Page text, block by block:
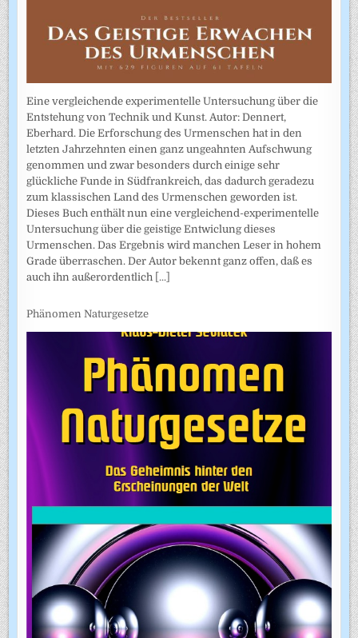
Eine vergleichende experimentelle Untersuchung über die
Entstehung von Technik und Kunst. Autor: Dennert,
Eberhard. Die Erforschung des Urmenschen hat in den
letzten Jahrzehnten einen ganz ungeahnten Aufschwung
genommen und zwar besonders durch einige sehr
glückliche Funde in Südfrankreich, das dadurch geradezu
zum klassischen Land des Urmenschen geworden ist.
Dieses Buch enthält nun eine vergleichend-experimentelle
Untersuchung über die geistige Entwiclung dieses
Urmenschen. Das Ergebnis wird manchen Leser in hohem
Grade überraschen. Der Autor bekennt ganz offen, daß es
auch ihn außerordentlich [...]
Phänomen Naturgesetze